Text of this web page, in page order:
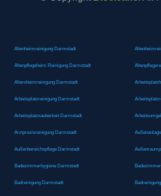
Altenheimreinigung Darmstadt
Altenpflegeheim Reinigung Darmstadt
Altersheimreinigung Darmstadt
Arbeitsplatzreinigung Darmstadt
Arbeitsplatzsauberkeit Darmstadt
Arztpraxisreinigung Darmstadt
Außenbereichspflege Darmstadt
Badezimmerhygiene Darmstadt
Badreinigung Darmstadt